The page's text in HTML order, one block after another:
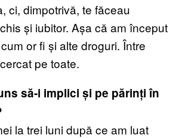
ci, dimpotrivă, te făceau
și iubitor. Așa că am început
or fi și alte droguri. Între
pe toate.
să-i implici și pe părinți în
la trei luni după ce am luat